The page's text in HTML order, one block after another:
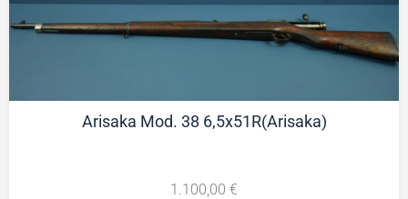
Arisaka Mod. 38 6,5x51R(Arisaka)
1.100,00 €